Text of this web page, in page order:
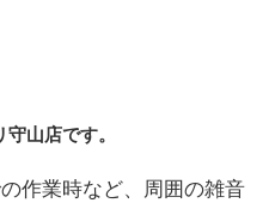
山店です。
作業時など、周囲の雑音